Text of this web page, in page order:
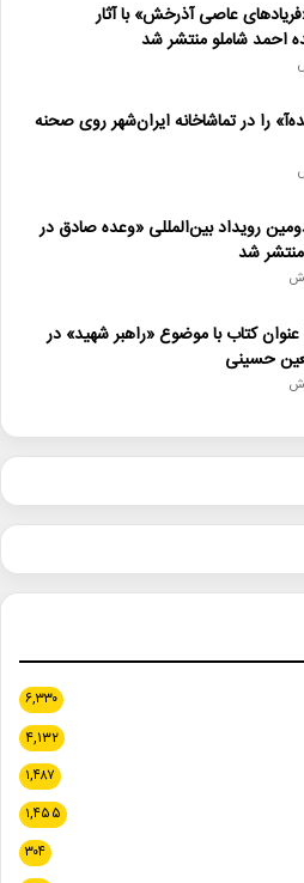
عاصی آذرخش» با آثار
احمد شاملو منتشر شد
را در تماشاخانه ایران‌شهر روی صحنه
رویداد بین‌المللی «وعده صادق در
منتشر شد
معرفی ۷۰ عنوان کتاب با موضوع «راهبر شهید» در
حسینی
۶,۳۳۰
۴,۱۳۲
۱,۴۸۷
۱,۴۵۵
۳۰۴